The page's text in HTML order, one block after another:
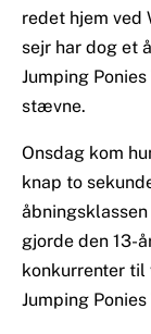
redet hjem ved
sejr har dog et
Jumping
stævne.
Onsdag kom
knap to
åbningsklassen
gjorde den 13-
konkurrenter
Jumping Ponies